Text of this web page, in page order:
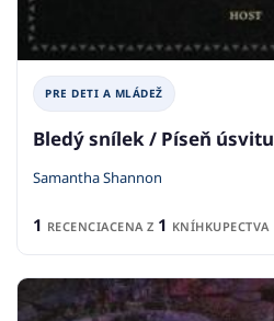
PRE DETI A MLÁDEŽ
Bledý snílek / Píseň úsvitu
Samantha Shannon
1 RECENCIACENA Z 1 KNÍHKUPECTVA